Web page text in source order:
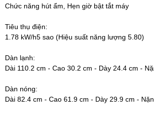
Chức năng hút ẩm, Hẹn giờ bật tắt máy
Tiêu thụ điện:
1.78 kW/h5 sao (Hiệu suất năng lượng 5.80)
Dàn lạnh:
Dài 110.2 cm - Cao 30.2 cm - Dày 24.4 cm -
Dàn nóng:
Dài 82.4 cm - Cao 61.9 cm - Dày 29.9 cm -